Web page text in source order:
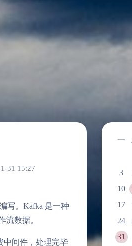
一
3
10
17
24
31
31 15:27
写。Kafka 是一种
流数据。
中间件，处理完毕